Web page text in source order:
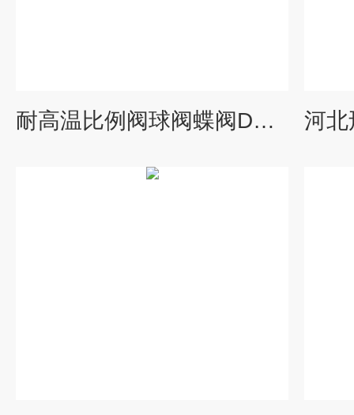
耐高温比例阀球阀蝶阀DN100保温衣可拆卸阀门隔热衣效果